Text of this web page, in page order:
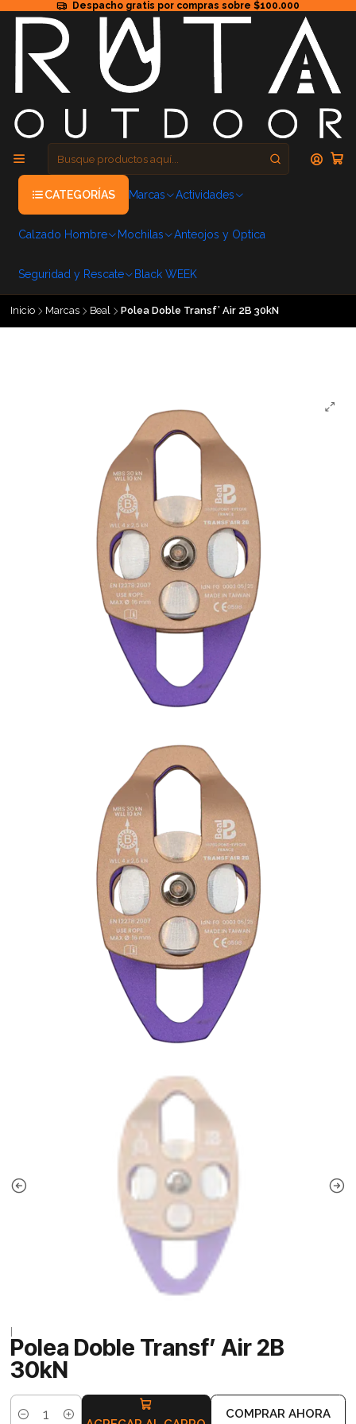
Despacho gratis por compras sobre $100.000
CATEGORÍAS Marcas Actividades
Calzado Hombre Mochilas Anteojos y Optica
Seguridad y Rescate Black WEEK
Inicio Marcas Beal Polea Doble Transf’ Air 2B 30kN
Polea Doble Transf’ Air 2B
30kN
COMPRAR AHORA